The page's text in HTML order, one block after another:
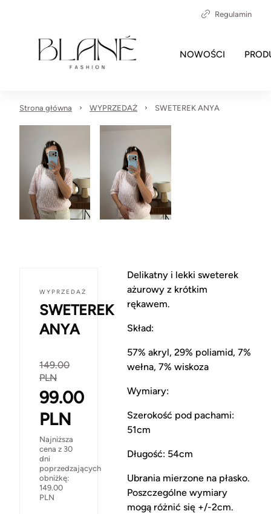
Regulamin
NOWOŚCI
Strona główna WYPRZEDAŻ SWETEREK ANYA
WYPRZEDAŻ
SWETEREK
ANYA
149.00
PLN
99.00
PLN
Najniższa
cena z 30
dni
poprzedzających
obniżkę:
149.00
PLN
Delikatny i lekki sweterek
ażurowy z krótkim
rękawem.
Skład:
57% akryl, 29% poliamid, 7%
wełna, 7% wiskoza
Wymiary:
Szerokość pod pachami:
51cm
Długość: 54cm
Ubrania mierzone na płasko.
Poszczególne wymiary
mogą różnić się +/-2cm.